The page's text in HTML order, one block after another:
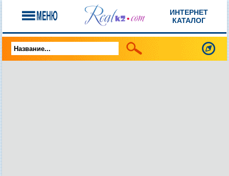
ИНТЕРНЕТ
КАТАЛОГ